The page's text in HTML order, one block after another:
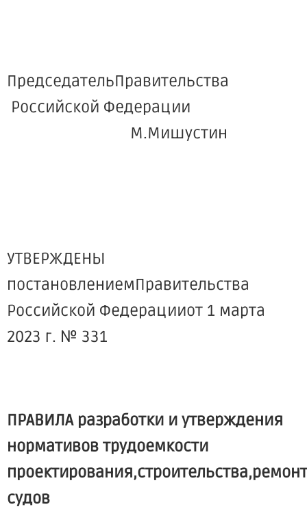
ПредседательПравительства
Российской Федерации
М.Мишустин
УТВЕРЖДЕНЫ
постановлениемПравительства
Российской Федерацииот 1 марта
2023 г. № 331
ПРАВИЛА разработки и утверждения
нормативов трудоемкости
судов